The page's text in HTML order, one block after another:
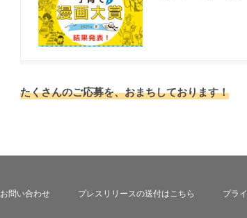
たくさんのご応募を、おまちしております！
お問い合わせ プレスリリースの送付はこちら プラ